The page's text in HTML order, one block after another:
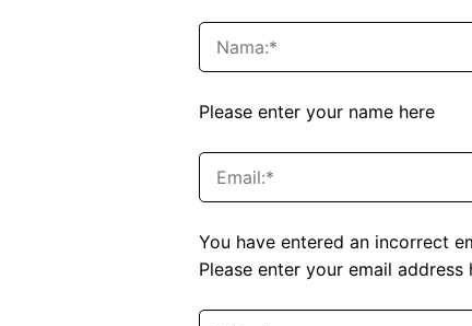
Please enter your name here
You have entered an incorrect
Please enter your email address